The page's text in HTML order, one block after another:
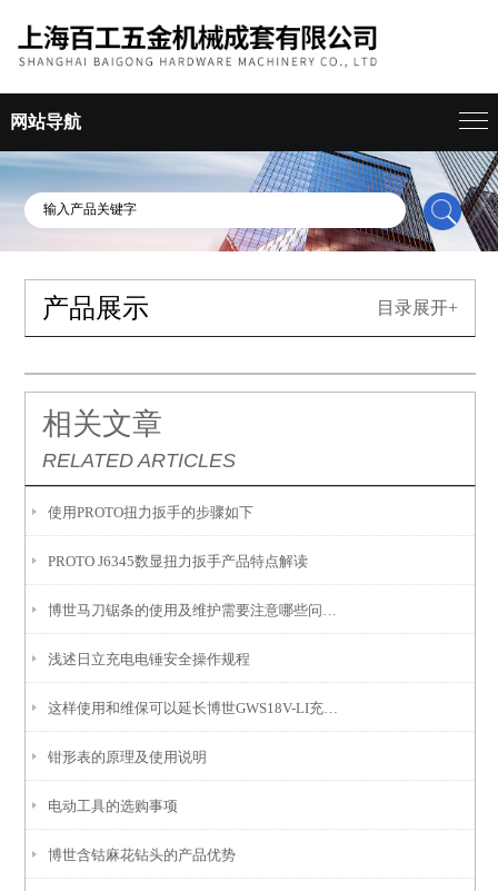
网站导航
产品展示 目录展开+
相关文章
RELATED ARTICLES
使用PROTO扭力扳手的步骤如下
PROTO J6345数显扭力扳手产品特点解读
浅述日立充电电锤安全操作规程
钳形表的原理及使用说明
电动工具的选购事项
博世含钴麻花钻头的产品优势